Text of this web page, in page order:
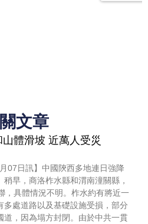
文章
體滑坡 近萬人受災
07日訊】中國陝西多地連日強降
早，商洛柞水縣和渭南潼關縣，
，具體情況不明。柞水約有將近一
多處道路以及基礎設施受損，部分
道，因為塌方封閉。由於中共一貫